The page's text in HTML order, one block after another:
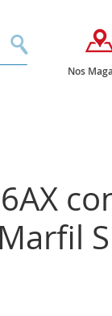
Rechercher
Nos